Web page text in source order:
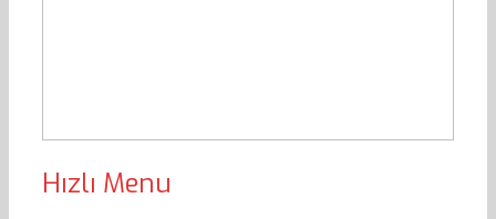
Hızlı Menu